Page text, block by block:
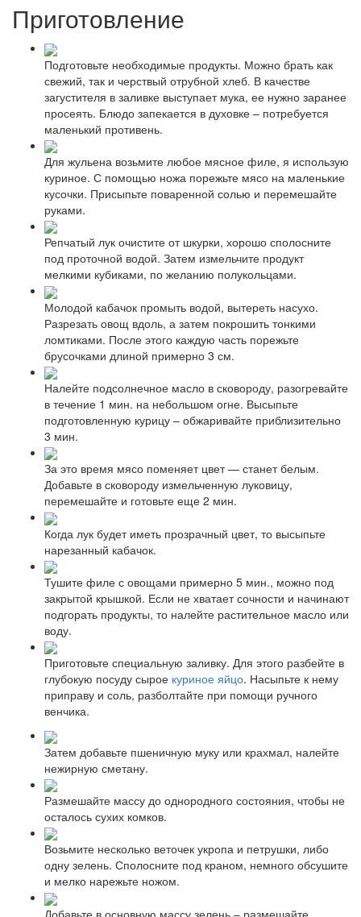
Приготовление
Подготовьте необходимые продукты. Можно брать как
свежий, так и черствый отрубной хлеб. В качестве
загустителя в заливке выступает мука, ее нужно заранее
просеять. Блюдо запекается в духовке – потребуется
маленький противень.
Для жульена возьмите любое мясное филе, я использую
куриное. С помощью ножа порежьте мясо на маленькие
кусочки. Присыпьте поваренной солью и перемешайте
руками.
Репчатый лук очистите от шкурки, хорошо сполосните
под проточной водой. Затем измельчите продукт
мелкими кубиками, по желанию полукольцами.
Молодой кабачок промыть водой, вытереть насухо.
Разрезать овощ вдоль, а затем покрошить тонкими
ломтиками. После этого каждую часть порежьте
брусочками длиной примерно 3 см.
Налейте подсолнечное масло в сковороду, разогревайте
в течение 1 мин. на небольшом огне. Высыпьте
подготовленную курицу – обжаривайте приблизительно
3 мин.
За это время мясо поменяет цвет — станет белым.
Добавьте в сковороду измельченную луковицу,
перемешайте и готовьте еще 2 мин.
Когда лук будет иметь прозрачный цвет, то высыпьте
нарезанный кабачок.
Тушите филе с овощами примерно 5 мин., можно под
закрытой крышкой. Если не хватает сочности и начинают
подгорать продукты, то налейте растительное масло или
воду.
Приготовьте специальную заливку. Для этого разбейте в
глубокую посуду сырое куриное яйцо. Насыпьте к нему
приправу и соль, разболтайте при помощи ручного
венчика.
Затем добавьте пшеничную муку или крахмал, налейте
нежирную сметану.
Размешайте массу до однородного состояния, чтобы не
осталось сухих комков.
Возьмите несколько веточек укропа и петрушки, либо
одну зелень. Сполосните под краном, немного обсушите
и мелко нарежьте ножом.
Добавьте в основную массу зелень – размешайте.